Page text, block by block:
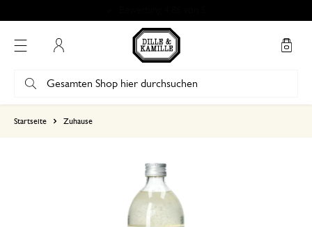
Startseite Zuhause